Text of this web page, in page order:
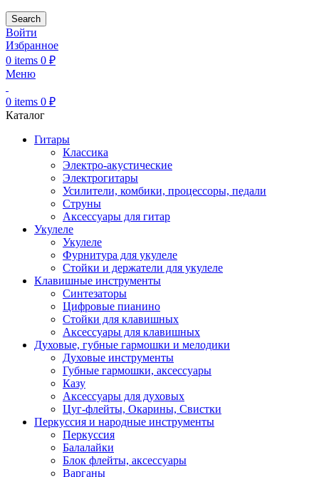
Search
Войти
Избранное
0 items 0 ₽
Меню
0 items 0 ₽
Каталог
Гитары
Классика
Электро-акустические
Электрогитары
Усилители, комбики, процессоры, педали
Струны
Аксессуары для гитар
Укулеле
Укулеле
Фурнитура для укулеле
Стойки и держатели для укулеле
Клавишные инструменты
Синтезаторы
Цифровые пианино
Стойки для клавишных
Аксессуары для клавишных
Духовые, губные гармошки и мелодики
Духовые инструменты
Губные гармошки, аксессуары
Казу
Аксессуары для духовых
Цуг-флейты, Окарины, Свистки
Перкуссия и народные инструменты
Перкуссия
Балалайки
Блок флейты, аксессуары
Варганы